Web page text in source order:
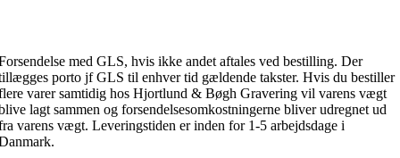
med GLS, hvis ikke andet aftales ved bestilling. Der
porto jf GLS til enhver tid gældende takster. Hvis du bestiller
varer samtidig hos Hjortlund & Bøgh Gravering vil varens vægt
lagt sammen og forsendelsesomkostningerne bliver udregnet ud
varens vægt. Leveringstiden er inden for 1-5 arbejdsdage i